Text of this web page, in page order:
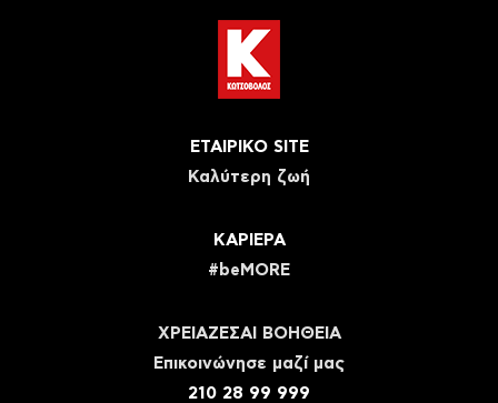
ΕΤΑΙΡΙΚΟ SITE
Καλύτερη ζωή
ΚΑΡΙΕΡΑ
#beMORE
ΧΡΕΙΑΖΕΣΑΙ ΒΟΗΘΕΙΑ
Eπικοινώνησε μαζί μας
210 28 99 999